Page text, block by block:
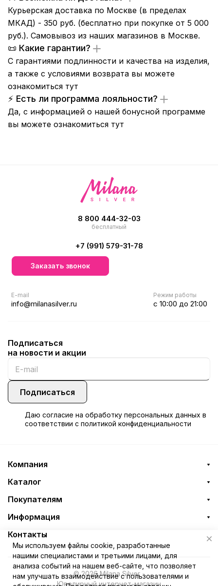
Курьерская доставка по Москве (в пределах
МКАД) - 350 руб. (бесплатно при покупке от 5 000
руб.). Самовывоз из наших магазинов в Москве.
📜 Какие гарантии?
С гарантиями подлинности и качества на изделия,
а также с условиями возврата вы можете
ознакомиться тут
⚡ Есть ли программа лояльности?
Да, с информацией о нашей бонусной программе
вы можете ознакомиться тут
8 800 444-32-03
бесплатный
+7 (991) 579-31-78
Заказать звонок
E-mail
info@milanasilver.ru
Режим работы
с 10:00 до 21:00
Подписаться
на новости и акции
Подписаться
Даю согласие на обработку персональных данных в
соответствии с политикой конфиденциальности
Компания
Каталог
Покупателям
Информация
Контакты
© 2026 Milana Silver -
Ювелирный интернет-магазин
Мы используем файлы cookie, разработанные
нашими специалистами и третьими лицами, для
анализа событий на нашем веб-сайте, что позволяет
нам улучшать взаимодействие с пользователями и